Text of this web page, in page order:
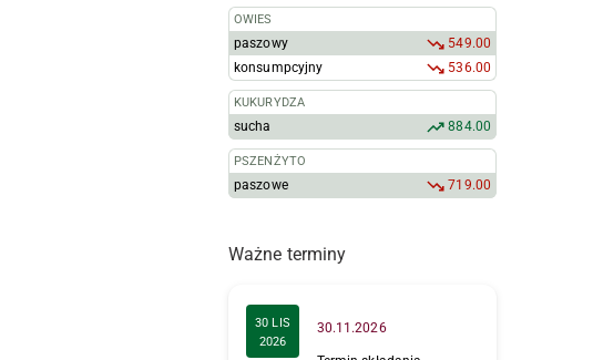
OWIES
paszowy
549.00
konsumpcyjny
536.00
KUKURYDZA
sucha 884.00
PSZENŻYTO
paszowe 719.00
Ważne terminy
30 LIS
2026
30.11.2026